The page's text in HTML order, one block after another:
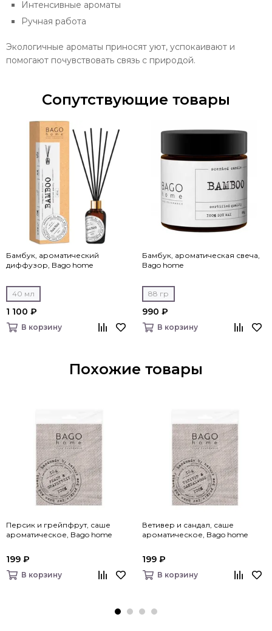
Интенсивные ароматы
Ручная работа
Экологичные ароматы приносят уют, успокаивают и
помогают почувствовать связь с природой.
Сопутствующие товары
Бамбук, ароматический
диффузор, Bago home
40 мл
1 100 ₽
В корзину
Бамбук, ароматическая свеча,
Bago home
88 гр
990 ₽
В корзину
Похожие товары
Персик и грейпфрут, саше
ароматическое, Bago home
199 ₽
В корзину
Ветивер и сандал, саше
ароматическое, Bago home
199 ₽
В корзину